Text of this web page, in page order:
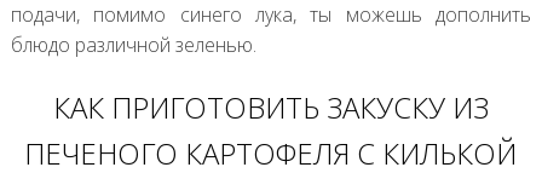
подачи, помимо синего лука, ты можешь дополнить
блюдо различной зеленью.
КАК ПРИГОТОВИТЬ ЗАКУСКУ ИЗ
ПЕЧЕНОГО КАРТОФЕЛЯ С КИЛЬКОЙ